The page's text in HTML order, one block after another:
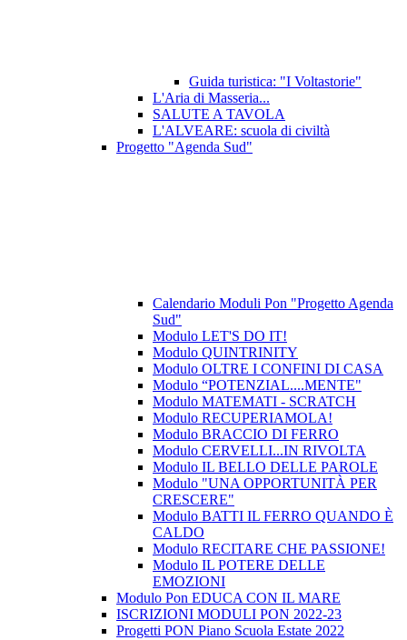
Guida turistica: "I Voltastorie"
L'Aria di Masseria...
SALUTE A TAVOLA
L'ALVEARE: scuola di civiltà
Progetto "Agenda Sud"
Calendario Moduli Pon "Progetto Agenda
Sud"
Modulo LET'S DO IT!
Modulo QUINTRINITY
Modulo OLTRE I CONFINI DI CASA
Modulo “POTENZIAL....MENTE"
Modulo MATEMATI - SCRATCH
Modulo RECUPERIAMOLA!
Modulo BRACCIO DI FERRO
Modulo CERVELLI...IN RIVOLTA
Modulo IL BELLO DELLE PAROLE
Modulo "UNA OPPORTUNITÀ PER
CRESCERE"
Modulo BATTI IL FERRO QUANDO È
CALDO
Modulo RECITARE CHE PASSIONE!
Modulo IL POTERE DELLE
EMOZIONI
Modulo Pon EDUCA CON IL MARE
ISCRIZIONI MODULI PON 2022-23
Progetti PON Piano Scuola Estate 2022